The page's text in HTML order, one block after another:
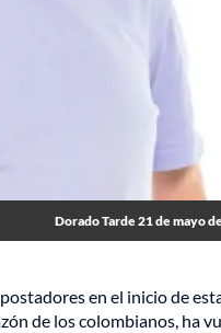
Dorado Tarde 21 de mayo
en el inicio de
de los colombianos, ha